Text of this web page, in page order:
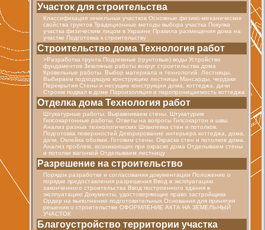
Участок для строительства
Классификация земельных участков Основные физико-механические
свойства грунтов Традиционные методы выбора участка Покупка
участка физическим лицом в Украине Правила размещения дома на
участке Подготовка к строительству
Строительство дома Технология работ
>Разработка грунта Подземные (грунтовые) воды Устройство
фундаментов Земляные работы вокруг строительства дома
Кровельные работы. Выбор материала и технологий. Лестницы.
Выбираем подходящую конструкцию лестницы Мансарды, чердаки
Перекрытия Стены и несущие конструкции дома, коттеджа, дачи
Строим подвал в доме Пароизоляция и паропроницаемость коттеджа
Отделка дома Технология работ
Штукатурные работы. Выравниваем стены. Штукатурим
Гипсокартонные работы. Ответы на вопросы Гипсокартон и швы.
Анализ разных технологических Шпаклёвка стен и потолков.
Подготовка поверхностей Декорирование интерьера коттеджа, дома,
дачи, Оклейка обоями. Готовим стены. Окраска стен и потолков дома.
Анализ проблем, возникающих при окраске дома Отделываем стены
и потолки вагонкой Отделываем лестницу
Разрешение на строительство
Порядок разработки и согласования документации Положение о
порядке предоставления разрешения Ввод в эксплуатацию
законченного строительства Ввод построенного здания в
эксплуатацию Документы, удостоверяющие право застройщика
Ордер на выполнение подготовительных Основания для принятия
решения о строительстве ОФОРМЛЕНИЕ АКТА НА ЗЕМЕЛЬНЫЙ
УЧАСТОК
Благоустройство территории участка